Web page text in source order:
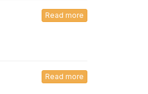
Read more
Read more